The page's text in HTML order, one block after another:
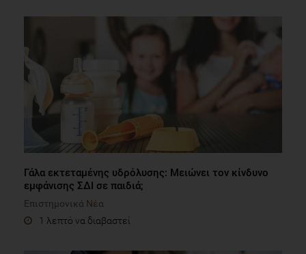
Γάλα εκτεταμένης υδρόλυσης: Μειώνει τον κίνδυνο
εμφάνισης ΣΔΙ σε παιδιά;
Επιστημονικά Νέα
1 λεπτό να διαβαστεί